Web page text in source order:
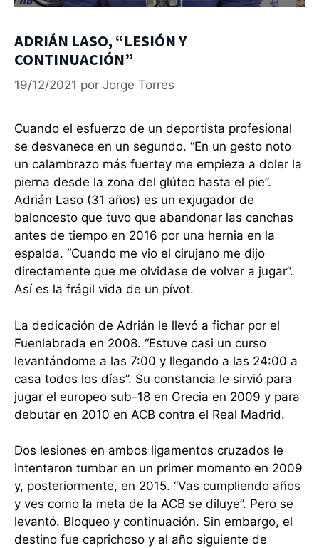
ADRIÁN LASO, “LESIÓN Y
CONTINUACIÓN”
19/12/2021 por Jorge Torres
Cuando el esfuerzo de un deportista profesional
se desvanece en un segundo. “En un gesto noto
un calambrazo más fuertey me empieza a doler la
pierna desde la zona del glúteo hasta el pie”.
Adrián Laso (31 años) es un exjugador de
baloncesto que tuvo que abandonar las canchas
antes de tiempo en 2016 por una hernia en la
espalda. “Cuando me vio el cirujano me dijo
directamente que me olvidase de volver a jugar”.
Así es la frágil vida de un pívot.
La dedicación de Adrián le llevó a fichar por el
Fuenlabrada en 2008. “Estuve casi un curso
levantándome a las 7:00 y llegando a las 24:00 a
casa todos los días”. Su constancia le sirvió para
jugar el europeo sub-18 en Grecia en 2009 y para
debutar en 2010 en ACB contra el Real Madrid.
Dos lesiones en ambos ligamentos cruzados le
intentaron tumbar en un primer momento en 2009
y, posteriormente, en 2015. “Vas cumpliendo años
y ves como la meta de la ACB se diluye”. Pero se
levantó. Bloqueo y continuación. Sin embargo, el
destino fue caprichoso y al año siguiente de